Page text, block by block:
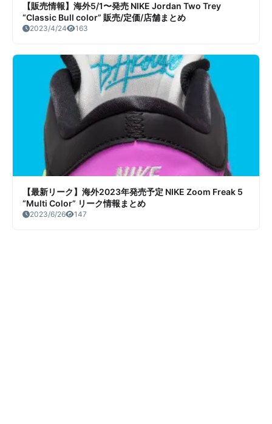
【販売情報】海外5/1〜発売 NIKE Jordan Two Trey
“Classic Bull color” 販売/定価/店舗まとめ
2023/4/24 163
【最新リーク】海外2023年発売予定 NIKE Zoom Freak 5
“Multi Color” リーク情報まとめ
2023/6/26 147